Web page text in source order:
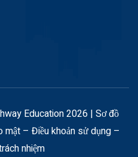
Education 2026 | Sơ đồ
mật – Điều khoản sử dụng –
nhiệm